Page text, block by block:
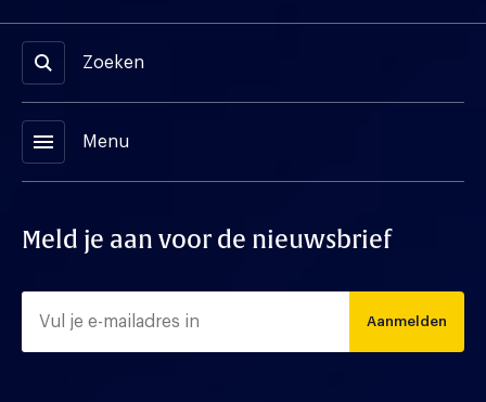
Zoeken
menu Menu
Meld je aan voor de nieuwsbrief
Aanmelden